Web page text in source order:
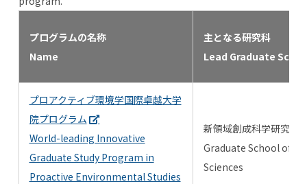
プログラムの名称
Name
主となる研究科
Lead Graduate
プロアクティブ環境学国際卓越大学
院プログラム
World-leading Innovative
Graduate Study Program in
Proactive Environmental Studies
新領域創成科学研究科
Graduate School of
Sciences